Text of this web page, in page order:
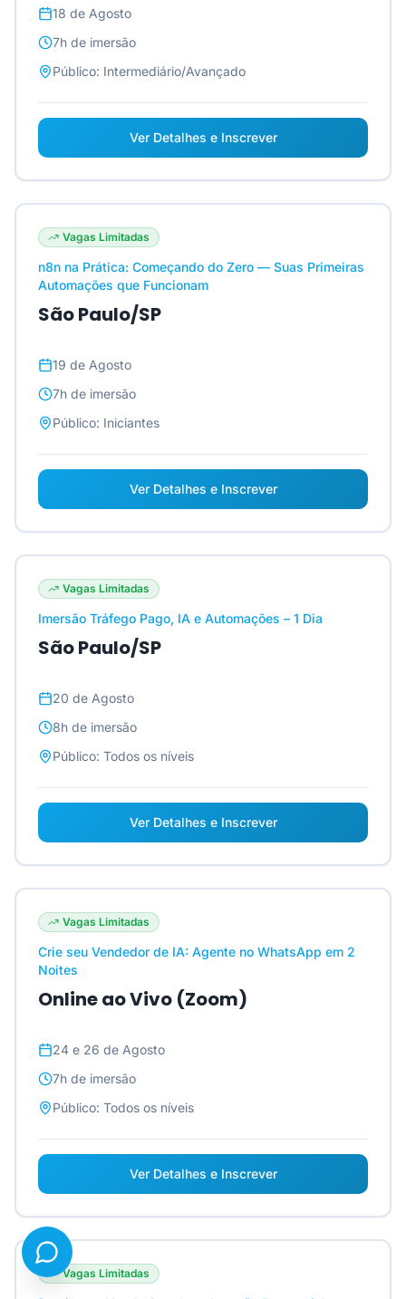
18 de Agosto
7h de imersão
Público: Intermediário/Avançado
Ver Detalhes e Inscrever
Vagas Limitadas
n8n na Prática: Começando do Zero — Suas Primeiras
Automações que Funcionam
São Paulo/SP
19 de Agosto
7h de imersão
Público: Iniciantes
Ver Detalhes e Inscrever
Vagas Limitadas
Imersão Tráfego Pago, IA e Automações – 1 Dia
São Paulo/SP
20 de Agosto
8h de imersão
Público: Todos os níveis
Ver Detalhes e Inscrever
Vagas Limitadas
Crie seu Vendedor de IA: Agente no WhatsApp em 2
Noites
Online ao Vivo (Zoom)
24 e 26 de Agosto
7h de imersão
Público: Todos os níveis
Ver Detalhes e Inscrever
Vagas Limitadas